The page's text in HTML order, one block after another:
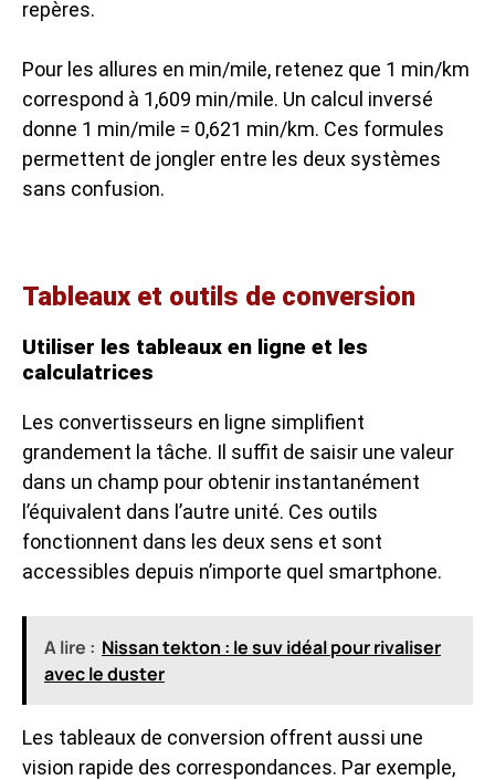
repères.
Pour les allures en min/mile, retenez que 1 min/km
correspond à 1,609 min/mile. Un calcul inversé
donne 1 min/mile = 0,621 min/km. Ces formules
permettent de jongler entre les deux systèmes
sans confusion.
Tableaux et outils de conversion
Utiliser les tableaux en ligne et les
calculatrices
Les convertisseurs en ligne simplifient
grandement la tâche. Il suffit de saisir une valeur
dans un champ pour obtenir instantanément
l’équivalent dans l’autre unité. Ces outils
fonctionnent dans les deux sens et sont
accessibles depuis n’importe quel smartphone.
A lire : Nissan tekton : le suv idéal pour rivaliser
avec le duster
Les tableaux de conversion offrent aussi une
vision rapide des correspondances. Par exemple,